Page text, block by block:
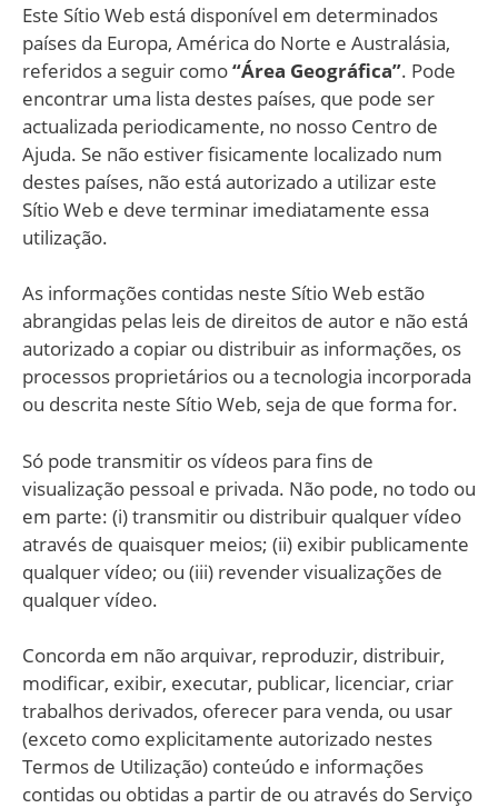
Este Sítio Web está disponível em determinados
países da Europa, América do Norte e Australásia,
referidos a seguir como“Área Geográfica”. Pode
encontrar uma lista destes países, que pode ser
actualizada periodicamente, no nosso Centro de
Ajuda. Se não estiver fisicamente localizado num
destes países, não está autorizado a utilizar este
Sítio Web e deve terminar imediatamente essa
utilização.
As informações contidas neste Sítio Web estão
abrangidas pelas leis de direitos de autor e não está
autorizado a copiar ou distribuir as informações, os
processos proprietários ou a tecnologia incorporada
ou descrita neste Sítio Web, seja de que forma for.
Só pode transmitir os vídeos para fins de
visualização pessoal e privada. Não pode, no todo ou
em parte: (i) transmitir ou distribuir qualquer vídeo
através de quaisquer meios; (ii) exibir publicamente
qualquer vídeo; ou (iii) revender visualizações de
qualquer vídeo.
Concorda em não arquivar, reproduzir, distribuir,
modificar, exibir, executar, publicar, licenciar, criar
trabalhos derivados, oferecer para venda, ou usar
(exceto como explicitamente autorizado nestes
Termos de Utilização) conteúdo e informações
contidas ou obtidas a partir de ou através do Serviço